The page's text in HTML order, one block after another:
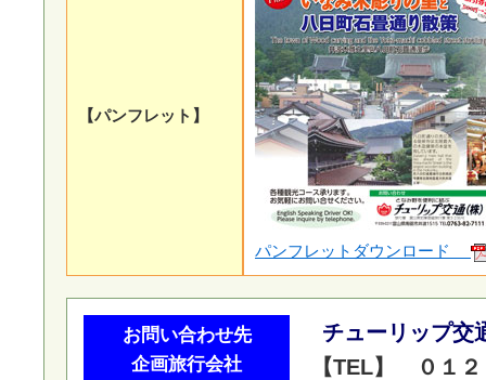
【パンフレット】
パンフレットダウンロード
お問い合わせ先
企画旅行会社
チューリップ交
【TEL】 ０１